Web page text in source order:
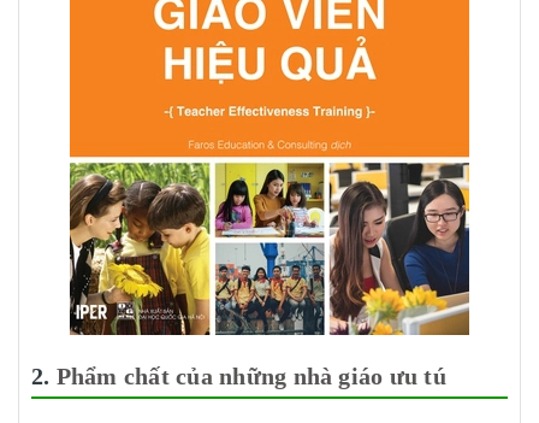
2. Phẩm chất của những nhà giáo ưu tú